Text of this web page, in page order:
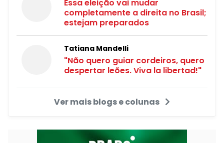
Essa eleição vai mudar
completamente a direita no Brasil;
estejam preparados
Tatiana Mandelli
"Não quero guiar cordeiros, quero
despertar leões. Viva la libertad!"
Ver mais blogs e colunas